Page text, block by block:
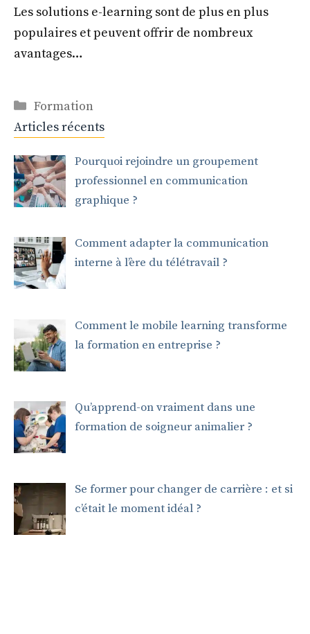
Les solutions e-learning sont de plus en plus
populaires et peuvent offrir de nombreux
avantages…
Catégories
Formation
Articles récents
Pourquoi rejoindre un groupement
professionnel en communication
graphique ?
Comment adapter la communication
interne à l’ère du télétravail ?
Comment le mobile learning transforme
la formation en entreprise ?
Qu’apprend-on vraiment dans une
formation de soigneur animalier ?
Se former pour changer de carrière : et si
c’était le moment idéal ?